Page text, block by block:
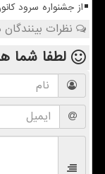
از جشنواره سرود
نظرات
لطفا شما